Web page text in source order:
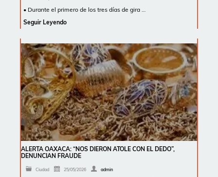
• Durante el primero de los tres días de gira …
Seguir Leyendo
ALERTA OAXACA: “NOS DIERON ATOLE CON EL DEDO”,
DENUNCIAN FRAUDE
Ciudad 25/05/2026 admin